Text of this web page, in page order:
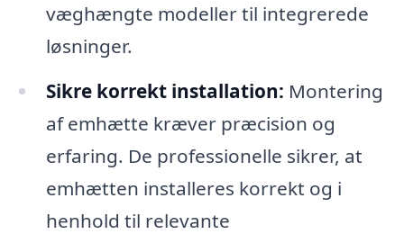
væghængte modeller til integrerede
løsninger.
Sikre korrekt installation: Montering
af emhætte kræver præcision og
erfaring. De professionelle sikrer, at
emhætten installeres korrekt og i
henhold til relevante